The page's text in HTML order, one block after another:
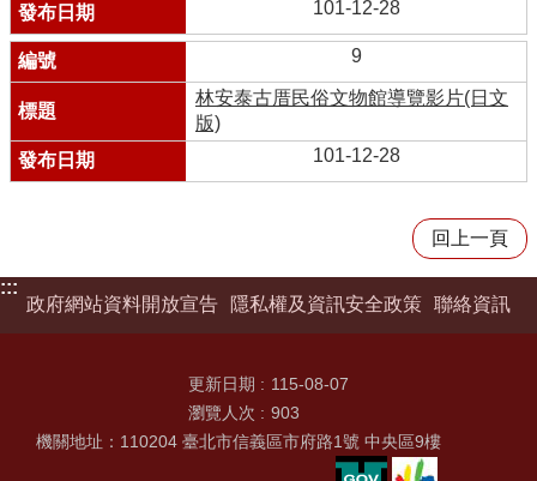
101-12-28
9
林安泰古厝民俗文物館導覽影片(日文
版)
101-12-28
回上一頁
:::
政府網站資料開放宣告
隱私權及資訊安全政策 聯絡資訊
更新日期
115-08-07
瀏覽人次
903
機關地址：110204 臺北市信義區市府路1號 中央區9樓